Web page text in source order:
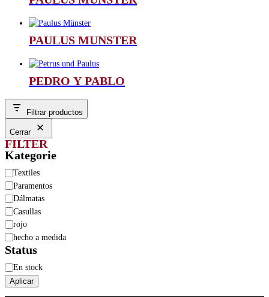
PAULUS MUNSTER
PEDRO Y PABLO
Filtrar productos
Cerrar
FILTER
Kategorie
Categoría
Textiles
Paramentos
Dálmatas
Casullas
rojo
hecho a medida
Status
Disponibilidad
En stock
Aplicar